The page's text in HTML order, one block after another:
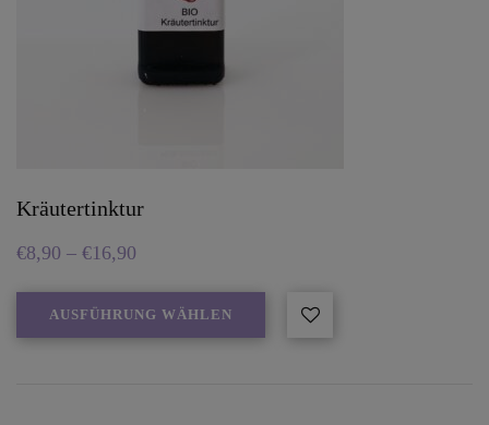
Kräutertinktur
€8,90 – €16,90
AUSFÜHRUNG WÄHLEN